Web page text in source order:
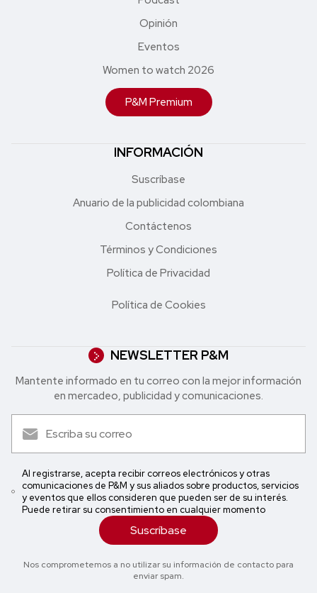
Opinión
Eventos
Women to watch 2026
P&M Premium
INFORMACIÓN
Suscríbase
Anuario de la publicidad colombiana
Contáctenos
Términos y Condiciones
Política de Privacidad
Política de Cookies
NEWSLETTER P&M
Mantente informado en tu correo con la mejor in formación
en mercadeo, publicidad y comunicaciones.
Al registrarse, acepta recibir correos electrónicos y otras
comunicaciones de P&M y sus aliados sobre productos, servicios
y eventos que ellos consideren que pueden ser de su interés.
Puede retirar su consentimiento en cualquier momento
Suscríbase
Nos comprometemos a no utilizar su información de contacto para
enviar spam.